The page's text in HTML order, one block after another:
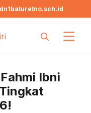
Ibni